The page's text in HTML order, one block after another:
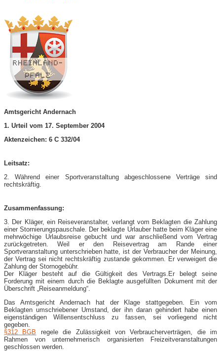
Amtsgericht Andernach
1. Urteil vom 17. September 2004
Aktenzeichen: 6 C 332/04
Leitsatz:
2. Während einer Sportveranstaltung abgeschlossene Verträge sind
rechtskräftig.
Zusammenfassung:
3. Der Kläger, ein Reiseveranstalter, verlangt vom Beklagten die Zahlung
einer Stornierungspauschale. Der beklagte Urlauber hatte beim Kläger eine
mehrwöchige Urlaubsreise gebucht und war anschließend vom Vertrag
zurückgetreten. Weil er den Reisevertrag am Rande einer
Sportveranstaltung unterschrieben hatte, ist der Verbraucher der Meinung,
der Vertrag sei nicht rechtskräftig zustande gekommen. Er verweigert die
Zahlung der Stornogebühr.
Der Kläger besteht auf die Gültigkeit des Vertrags.Er belegt seine
Forderung mit einem durch die Beklagte ausgefüllten Dokument mit der
Überschrift „Reiseanmeldung“.
Das Amtsgericht Andernach hat der Klage stattgegeben. Ein vom
Beklagten umschriebener Umstand, der ihn daran gehindert habe einen
eigenständigen Willensentschluss zu fassen, sei vorliegend nicht
gegeben.
§312 BGB regele die Zulässigkeit von Verbraucherverträgen, die im
Rahmen von unternehmerisch organisierten Freizeitveranstaltungen
geschlossen werden.